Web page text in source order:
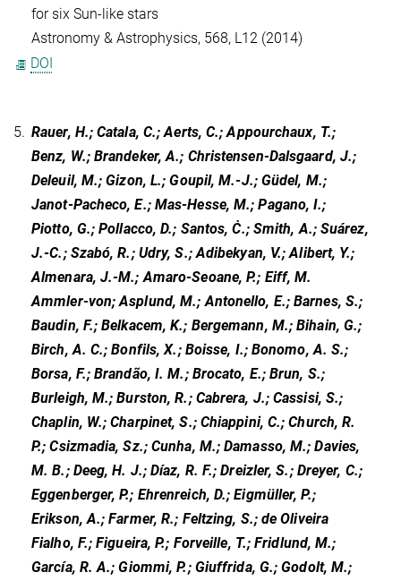
for six Sun-like stars
Astronomy & Astrophysics, 568, L12 (2014)
DOI
5. Rauer, H.; Catala, C.; Aerts, C.; Appourchaux, T.;
Benz, W.; Brandeker, A.; Christensen-Dalsgaard, J.;
Deleuil, M.; Gizon, L.; Goupil, M.-J.; Güdel, M.;
Janot-Pacheco, E.; Mas-Hesse, M.; Pagano, I.;
Piotto, G.; Pollacco, D.; Santos, Ċ.; Smith, A.; Suárez,
J.-C.; Szabó, R.; Udry, S.; Adibekyan, V.; Alibert, Y.;
Almenara, J.-M.; Amaro-Seoane, P.; Eiff, M.
Ammler-von; Asplund, M.; Antonello, E.; Barnes, S.;
Baudin, F.; Belkacem, K.; Bergemann, M.; Bihain, G.;
Birch, A. C.; Bonfils, X.; Boisse, I.; Bonomo, A. S.;
Borsa, F.; Brandão, I. M.; Brocato, E.; Brun, S.;
Burleigh, M.; Burston, R.; Cabrera, J.; Cassisi, S.;
Chaplin, W.; Charpinet, S.; Chiappini, C.; Church, R.
P.; Csizmadia, Sz.; Cunha, M.; Damasso, M.; Davies,
M. B.; Deeg, H. J.; Díaz, R. F.; Dreizler, S.; Dreyer, C.;
Eggenberger, P.; Ehrenreich, D.; Eigmüller, P.;
Erikson, A.; Farmer, R.; Feltzing, S.; de Oliveira
Fialho, F.; Figueira, P.; Forveille, T.; Fridlund, M.;
García, R. A.; Giommi, P.; Giuffrida, G.; Godolt, M.;